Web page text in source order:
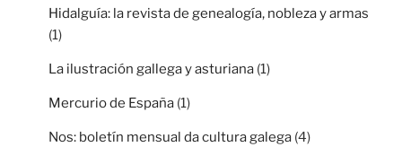
Hidalguía: la revista de genealogía, nobleza y armas
(1)
La ilustración gallega y asturiana (1)
Mercurio de España (1)
Nos: boletín mensual da cultura galega (4)